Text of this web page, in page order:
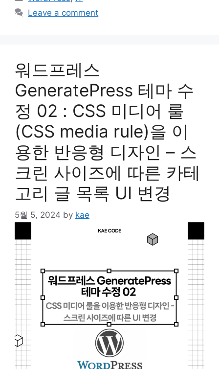
Leave a comment
워드프레스
GeneratePress 테마 수
정 02 : CSS 미디어 룰
(CSS media rule)을 이
용한 반응형 디자인 – 스
크린 사이즈에 따른 카테
고리 글 목록 UI 변경
5월 5, 2024 by kae